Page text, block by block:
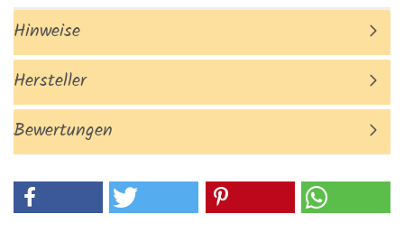
Hinweise
Hersteller
Bewertungen